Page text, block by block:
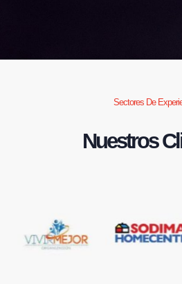
Sectores De
Nuestros